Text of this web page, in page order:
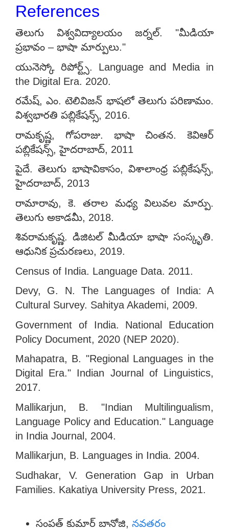
References
తెలుగు విశ్వవిద్యాలయం జర్నల్. "మీడియా
ప్రభావం – భాషా మార్పులు."
యునెస్కో రిపోర్ట్స్. Language and Media in
the Digital Era. 2020.
రమేష్, ఎం. టెలివిజన్ భాషలో తెలుగు పరిణామం.
విశ్వభారతి పబ్లికేషన్స్, 2016.
రామకృష్ణ, గోపరాజు. భాషా చింతన. కెవిఆర్
పబ్లికేషన్స్, హైదరాబాద్, 2011
పైదే. తెలుగు భాషావికాసం, విశాలాంధ్ర పబ్లికేషన్స్,
హైదరాబాద్, 2013
రామారావు, కె. తరాల మధ్య విలువల మార్పు.
తెలుగు అకాడమీ, 2018.
శివరామకృష్ణ. డిజిటల్ మీడియా భాషా సంస్కృతి.
ఆధునిక ప్రచురణలు, 2019.
Census of India. Language Data. 2011.
Devy, G. N. The Languages of India: A
Cultural Survey. Sahitya Akademi, 2009.
Government of India. National Education
Policy Document, 2020 (NEP 2020).
Mahapatra, B. "Regional Languages in the
Digital Era." Indian Journal of Linguistics,
2017.
Mallikarjun, B. "Indian Multilingualism,
Language Policy and Education." Language
in India Journal, 2004.
Mallikarjun, B. Languages in India. 2004.
Sudhakar, V. Generation Gap in Urban
Families. Kakatiya University Press, 2021.
సంపత్ కుమార్ బానోజి, నవతరం